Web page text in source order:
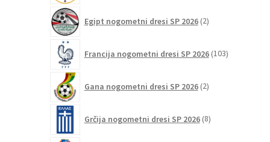
Egipt nogometni dresi SP 2026 2izdelka
Francija nogometni dresi SP 2026 103izdelki
Gana nogometni dresi SP 2026 2izdelka
Grčija nogometni dresi SP 2026 8izdelkov